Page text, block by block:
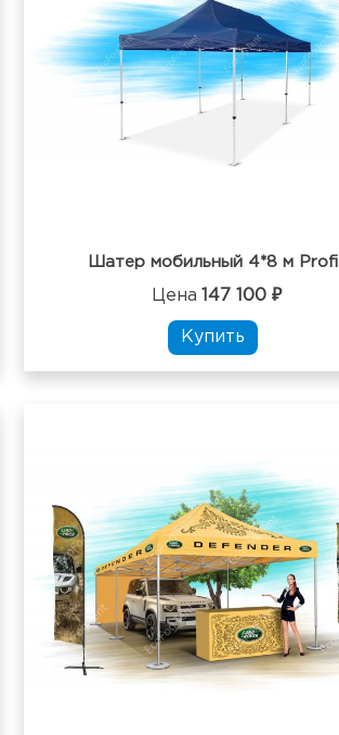
Шатер мобильный 4*8 м Profi
Цена 147 100 ₽
Купить